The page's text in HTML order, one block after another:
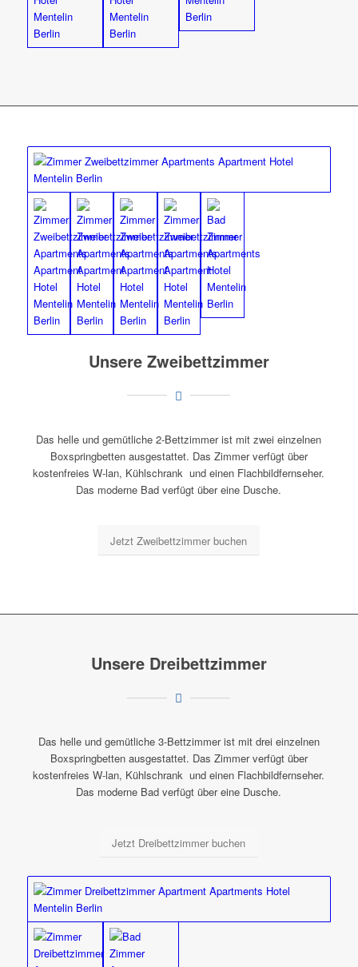
Unsere Zweibettzimmer
Das helle und gemütliche 2-Bettzimmer ist mit zwei einzelnen
Boxspringbetten ausgestattet. Das Zimmer verfügt über
kostenfreies W-lan, Kühlschrank und einen Flachbildfernseher.
Das moderne Bad verfügt über eine Dusche.
Jetzt Zweibettzimmer buchen
Unsere Dreibettzimmer
Das helle und gemütliche 3-Bettzimmer ist mit drei einzelnen
Boxspringbetten ausgestattet. Das Zimmer verfügt über
kostenfreies W-lan, Kühlschrank und einen Flachbildfernseher.
Das moderne Bad verfügt über eine Dusche.
Jetzt Dreibettzimmer buchen